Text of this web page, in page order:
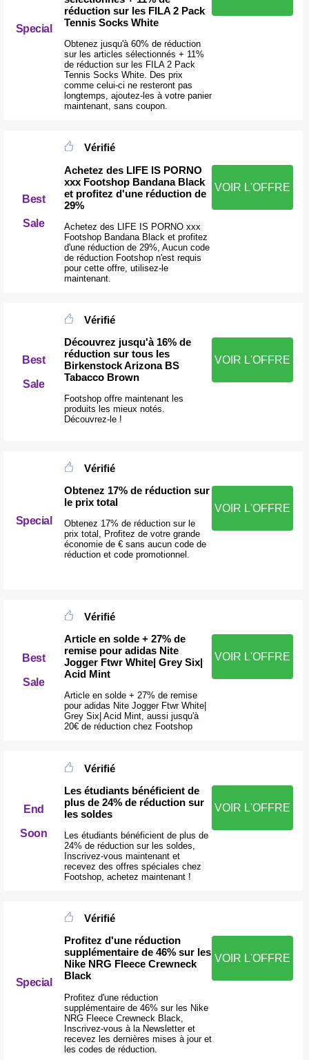
Special
réduction sur les FILA 2 Pack
Tennis Socks White
Obtenez jusqu'à 60% de réduction
sur les articles sélectionnés + 11%
de réduction sur les FILA 2 Pack
Tennis Socks White. Des prix
comme celui-ci ne resteront pas
longtemps, ajoutez-les à votre panier
maintenant, sans coupon.
Best
Sale
Vérifié
Achetez des LIFE IS PORNO
xxx Footshop Bandana Black
et profitez d'une réduction de
29%
Achetez des LIFE IS PORNO xxx
Footshop Bandana Black et profitez
d'une réduction de 29%, Aucun code
de réduction Footshop n'est requis
pour cette offre, utilisez-le
maintenant.
VOIR L'OFFRE
Best
Sale
Vérifié
Découvrez jusqu'à 16% de
réduction sur tous les
Birkenstock Arizona BS
Tabacco Brown
Footshop offre maintenant les
produits les mieux notés.
Découvrez-le !
VOIR L'OFFRE
Special
Vérifié
Obtenez 17% de réduction sur
le prix total
Obtenez 17% de réduction sur le
prix total, Profitez de votre grande
économie de € sans aucun code de
réduction et code promotionnel.
VOIR L'OFFRE
Best
Sale
Vérifié
Article en solde + 27% de
remise pour adidas Nite
Jogger Ftwr White| Grey Six|
Acid Mint
Article en solde + 27% de remise
pour adidas Nite Jogger Ftwr White|
Grey Six| Acid Mint, aussi jusqu'à
20€ de réduction chez Footshop
VOIR L'OFFRE
End
Soon
Vérifié
Les étudiants bénéficient de
plus de 24% de réduction sur
les soldes
Les étudiants bénéficient de plus de
24% de réduction sur les soldes,
Inscrivez-vous maintenant et
recevez des offres spéciales chez
Footshop, achetez maintenant !
VOIR L'OFFRE
Special
Vérifié
Profitez d'une réduction
supplémentaire de 46% sur les
Nike NRG Fleece Crewneck
Black
Profitez d'une réduction
supplémentaire de 46% sur les Nike
NRG Fleece Crewneck Black,
Inscrivez-vous à la Newsletter et
recevez les dernières mises à jour et
les codes de réduction.
VOIR L'OFFRE